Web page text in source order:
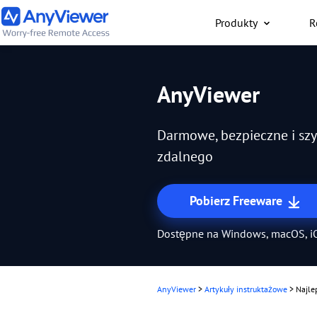
Produkty
gier z dowolnego
pomocą komputera PC,
AnyViewer
Darmowe, bezpieczne i
zdalnego
Pobierz Freeware
Dostępne na Windows, macOS,
AnyViewer > Artykuły instruktażowe >